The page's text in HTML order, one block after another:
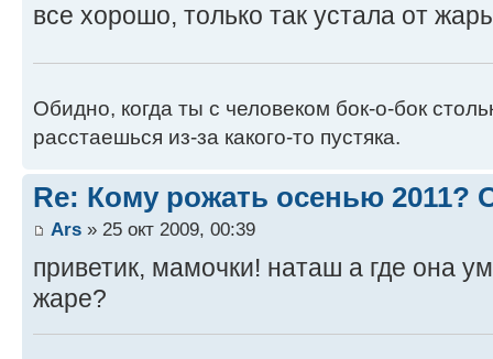
все хорошо, только так устала от
Обидно, когда ты с человеком бок-о-бок
расстаешься из-за какого-то пустяка.
Re: Кому рожать осенью 2011?
Ars » 25 окт 2009, 00:39
приветик, мамочки! наташ а где она
жаре?